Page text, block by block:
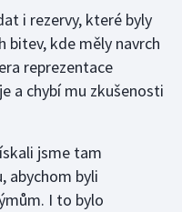
i rezervy, které byly
bitev, kde měly navrch
reprezentace
a chybí mu zkušenosti
jsme tam
abychom byli
I to bylo